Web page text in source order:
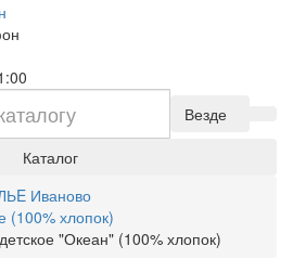
Везде
Каталог
Иваново
(100% хлопок)
"Океан" (100% хлопок)